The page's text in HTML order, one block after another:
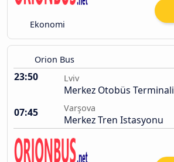
Ekonomi
Orion Bus
23:50 Lviv
Merkez Otobüs Terminali
07:45
Varşova
Merkez Tren Istasyonu